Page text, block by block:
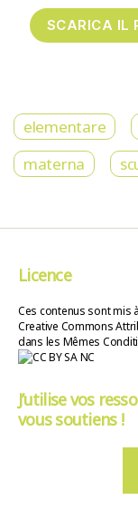
elementare
materna
Licence
Ces contenus sont mis
Creative Commons
dans les Mêmes
J’utilise vos
vous soutiens !